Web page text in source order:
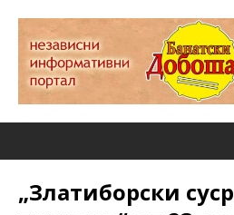
„Златиборски